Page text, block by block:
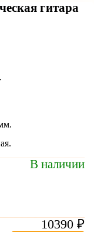
гитара
10390 ₽
В наличии